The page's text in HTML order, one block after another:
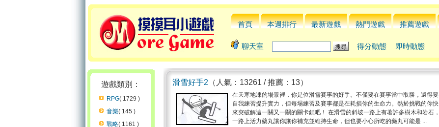
首頁 本週排行 最新遊戲 熱門遊戲 推薦遊戲
聊天室 得分動態 即時動態
遊戲類別：
RPG( 1729 )
音樂( 145 )
戰略( 1161 )
滑雪好手2 （人氣：13261 / 推薦：13）
在天寒地凍的場景裡，你是位滑雪賽事的好手。不僅要在賽事當中取勝，還得要
自我練習提升實力，但每場練習及賽事都是在耗損你的生命力。熱於挑戰的你快
來突破解這一關又一關的關卡鎖吧！ 在滑雪的斜坡一路上有著許多樹木和岩石，
一路上活力藥丸讓你讓你補充並維持生命，但也要小心所吃的藥丸可能是 ...